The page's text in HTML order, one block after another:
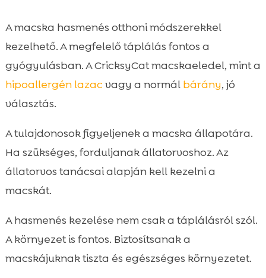
A macska hasmenés otthoni módszerekkel
kezelhető. A megfelelő táplálás fontos a
gyógyulásban. A CricksyCat macskaeledel, mint a
hipoallergén lazac vagy a normál bárány, jó
választás.
A tulajdonosok figyeljenek a macska állapotára.
Ha szükséges, forduljanak állatorvoshoz. Az
állatorvos tanácsai alapján kell kezelni a
macskát.
A hasmenés kezelése nem csak a táplálásról szól.
A környezet is fontos. Biztosítsanak a
macskájuknak tiszta és egészséges környezetet.